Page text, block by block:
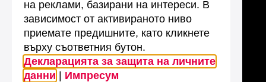
на реклами, базирани на интереси. В
зависимост от активираното ниво
приемате предишните, като кликнете
върху съответния бутон.
Декларацията за защита на личните
данни
Импресум